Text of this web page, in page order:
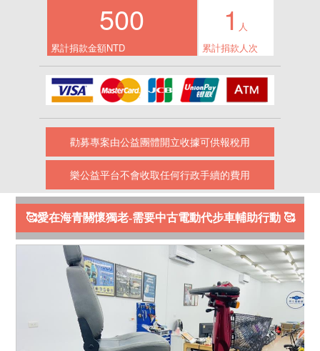
500
累計捐款金額NTD
1 人
累計捐款人次
勸募專案由公益團體開立收據可供報稅用
樂公益平台不會收取任何行政手續的費用
🥰愛在海青關懷獨老-需要中古電動代步車輔助行動 🥰